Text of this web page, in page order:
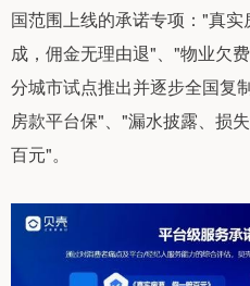
国范围上线的承诺专项："真
成，佣金无理由退"、"物业欠
分城市试点推出并逐步全国复
房款平台保"、"漏水披露、损
百元"。